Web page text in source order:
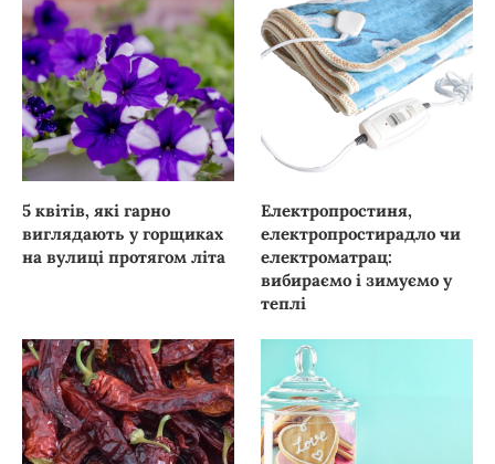
5 квітів, які гарно
виглядають у горщиках
на вулиці протягом літа
Електропростиня,
електропростирадло чи
електроматрац:
вибираємо і зимуємо у
теплі